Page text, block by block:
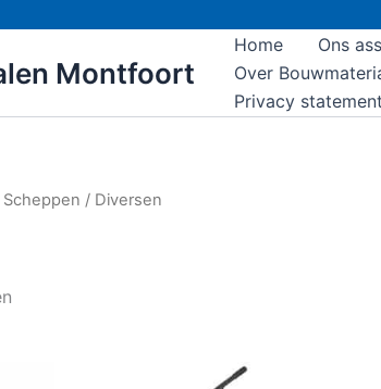
Montfoort
Home Ons
Over
Privacy statement
Scheppen / Diversen